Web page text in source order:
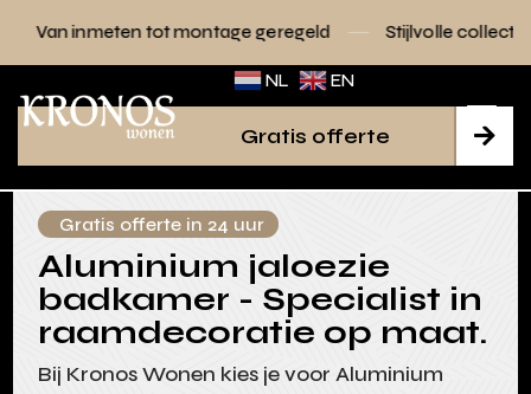
montage geregeld Stijlvolle collecties voor elk interieur
NL EN

Gratis offerte
Gratis offerte in 24 uur
Aluminium jaloezie
badkamer - Specialist in
raamdecoratie op maat.
Bij Kronos Wonen kies je voor Aluminium